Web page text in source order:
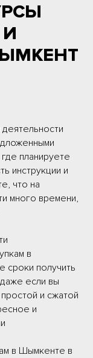
планируете
инструкции и
что на
много времени,
в
сроки получить
если вы
и сжатой
и
в Шымкенте в